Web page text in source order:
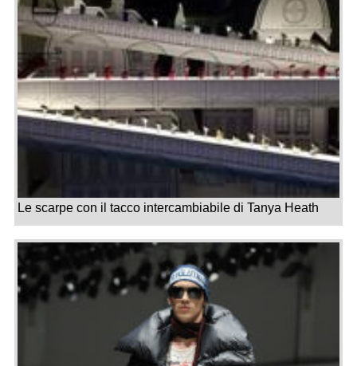
Le scarpe con il tacco intercambiabile di Tanya Heath